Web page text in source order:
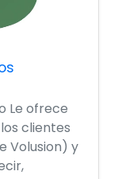
Le ofrece
clientes
Volusion) y